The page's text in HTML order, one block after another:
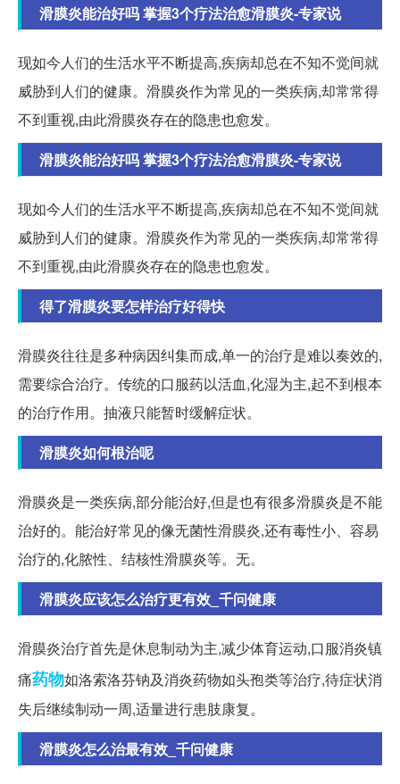
滑膜炎能治好吗 掌握3个疗法治愈滑膜炎-专家说
现如今人们的生活水平不断提高,疾病却总在不知不觉间就
威胁到人们的健康。滑膜炎作为常见的一类疾病,却常常得
不到重视,由此滑膜炎存在的隐患也愈发。
滑膜炎能治好吗 掌握3个疗法治愈滑膜炎-专家说
现如今人们的生活水平不断提高,疾病却总在不知不觉间就
威胁到人们的健康。滑膜炎作为常见的一类疾病,却常常得
不到重视,由此滑膜炎存在的隐患也愈发。
得了滑膜炎要怎样治疗好得快
滑膜炎往往是多种病因纠集而成,单一的治疗是难以奏效的,
需要综合治疗。传统的口服药以活血,化湿为主,起不到根本
的治疗作用。抽液只能暂时缓解症状。
滑膜炎如何根治呢
滑膜炎是一类疾病,部分能治好,但是也有很多滑膜炎是不能
治好的。能治好常见的像无菌性滑膜炎,还有毒性小、容易
治疗的,化脓性、结核性滑膜炎等。无。
滑膜炎应该怎么治疗更有效_千问健康
滑膜炎治疗首先是休息制动为主,减少体育运动,口服消炎镇
痛药物如洛索洛芬钠及消炎药物如头孢类等治疗,待症状消
失后继续制动一周,适量进行患肢康复。
滑膜炎怎么治最有效_千问健康